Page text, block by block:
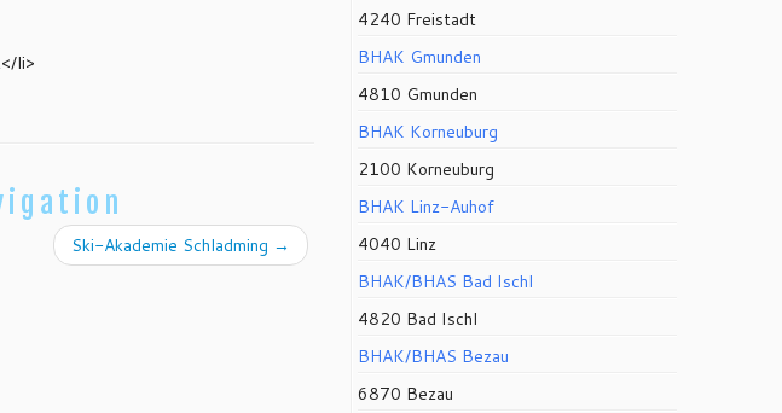
li>
Ski-Akademie Schladming →
4240 Freistadt
BHAK Gmunden
4810 Gmunden
BHAK Korneuburg
2100 Korneuburg
BHAK Linz-Auhof
4040 Linz
BHAK/BHAS Bad Ischl
4820 Bad Ischl
BHAK/BHAS Bezau
6870 Bezau